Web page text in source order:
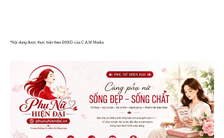
*Nội dung được thực hiện theo ĐKKD của C.A.M Media